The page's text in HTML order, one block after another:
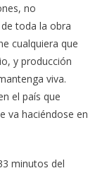
no
toda la obra
cualquiera que
y producción
viva.
el país que
va haciéndose en
minutos del